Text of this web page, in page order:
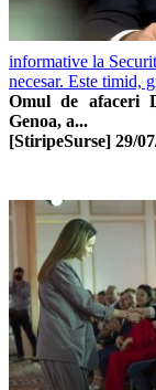
informative la
necesar. Este timid,
Omul de afaceri
Genoa, a...
[StiripeSurse] 29/